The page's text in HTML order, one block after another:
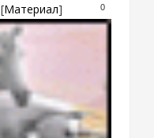
0
[Материал]